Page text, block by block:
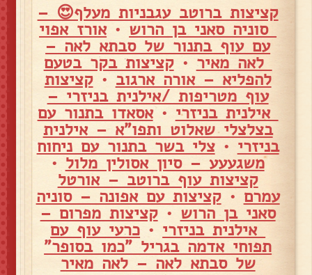
קציצות ברוטב עגבניות מעלף😍 –
סוניה סאני בן הרוש •אורז אפוי
עם עוף בתנור של סבתא לאה –
לאה מאיר •קציצות בקר בטעם
להפליא – אורה ארגוב •קציצות
עוף מטריפות /אילנית בניזרי –
אילנית בניזרי •אסאדו בתנור עם
בצלצלי שאלוט ותפו"א – אילנית
בניזרי •צלי בשר בתנור עם ניחוח
משגעעע – סיון אסולין מלול •
קציצות עוף ברוטב – אורטל
עמרם •קציצות עם אפונה – סוניה
סאני בן הרוש •קציצות מפרום –
אילנית בניזרי • כרעי עוף עם
תפוחי אדמה בגריל "כמו בסופר"
של סבתא לאה – לאה מאיר